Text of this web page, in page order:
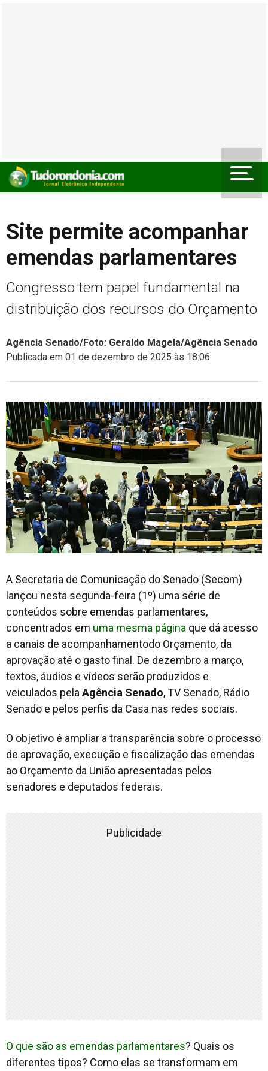
Site permite acompanhar
emendas parlamentares
Congresso tem papel fundamental na
distribuição dos recursos do Orçamento
Agência Senado/Foto: Geraldo Magela/Agência Senado
Publicada em 01 de dezembro de 2025 às 18:06
A Secretaria de Comunicação do Senado (Secom)
lançou nesta segunda-feira (1º) uma série de
conteúdos sobre emendas parlamentares,
concentrados em uma mesma página que dá acesso
a canais de acompanhamentodo Orçamento, da
aprovação até o gasto final. De dezembro a março,
textos, áudios e vídeos serão produzidos e
veiculados pela Agência Senado, TV Senado, Rádio
Senado e pelos perfis da Casa nas redes sociais.
O objetivo é ampliar a transparência sobre o processo
de aprovação, execução e fiscalização das emendas
ao Orçamento da União apresentadas pelos
senadores e deputados federais.
Publicidade
O que são as emendas parlamentares? Quais os
diferentes tipos? Como elas se transformam em